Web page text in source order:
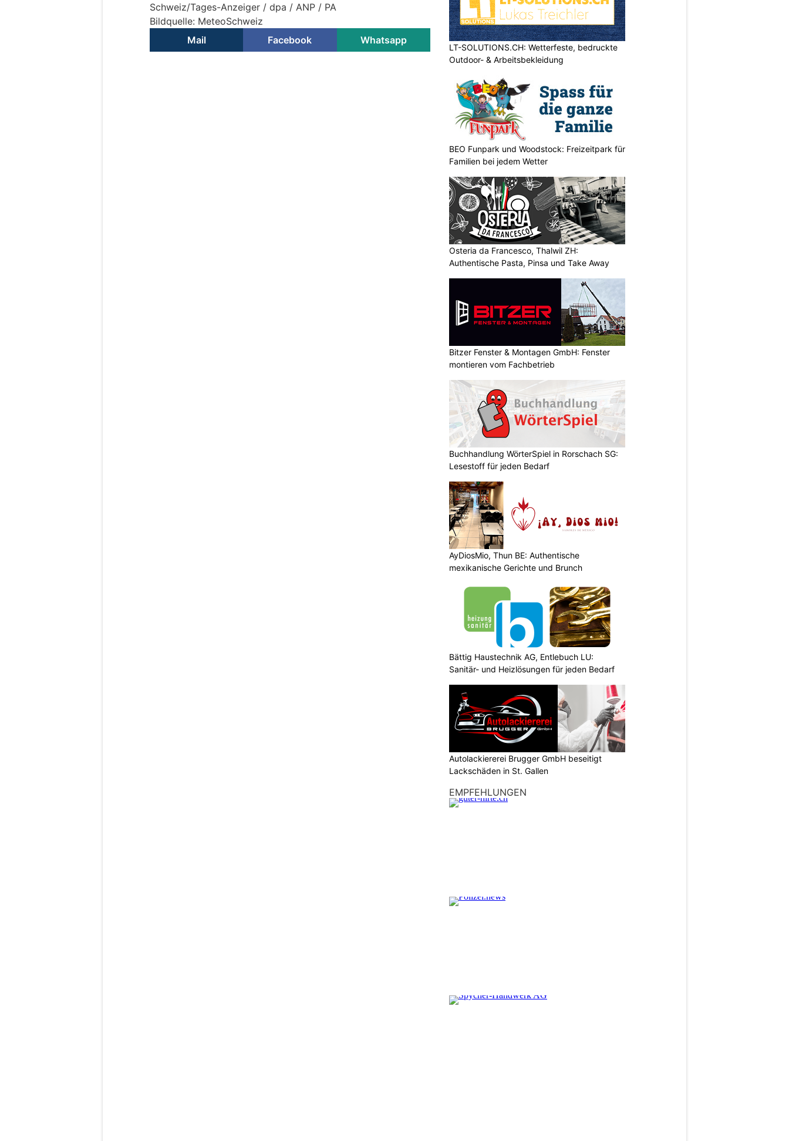
Schweiz/Tages-Anzeiger / dpa / ANP / PA
Bildquelle: MeteoSchweiz
Mail
Facebook Whatsapp
LT-SOLUTIONS.CH: Wetterfeste, bedruckte
Outdoor- & Arbeitsbekleidung
BEO Funpark und Woodstock: Freizeitpark für
Familien bei jedem Wetter
Osteria da Francesco, Thalwil ZH:
Authentische Pasta, Pinsa und Take Away
Bitzer Fenster & Montagen GmbH: Fenster
montieren vom Fachbetrieb
Buchhandlung WörterSpiel in Rorschach SG:
Lesestoff für jeden Bedarf
AyDiosMio, Thun BE: Authentische
mexikanische Gerichte und Brunch
Bättig Haustechnik AG, Entlebuch LU:
Sanitär- und Heizlösungen für jeden Bedarf
Autolackiererei Brugger GmbH beseitigt
Lackschäden in St. Gallen
EMPFEHLUNGEN